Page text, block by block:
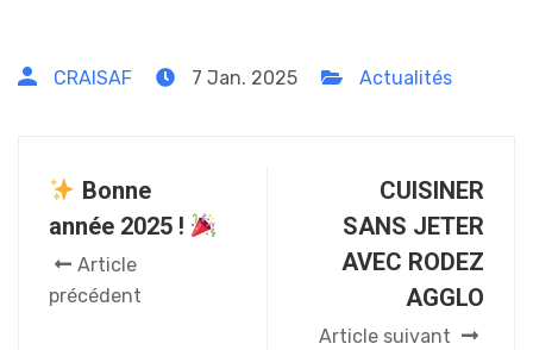
CRAISAF 7 Jan. 2025 Actualités
Bonne
année 2025 !
Article
précédent
CUISINER
SANS JETER
AVEC RODEZ
AGGLO
Article suivant